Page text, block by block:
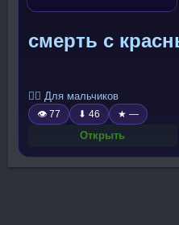
смерть с
🧍‍♂️ Для мальчиков
👁 77 ⬇ 46 ★ —
Открыть